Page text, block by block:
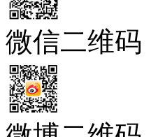
微博二维码
中国电池网